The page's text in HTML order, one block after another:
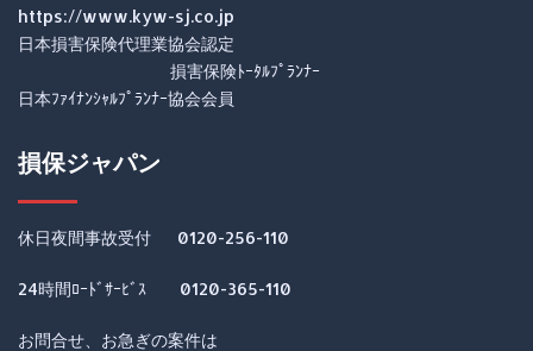
https://www.kyw-sj.co.jp
日本損害保険代理業協会認定
損害保険ﾄｰﾀﾙﾌﾟﾗﾝﾅｰ
日本ﾌｧｲﾅﾝｼｬﾙﾌﾟﾗﾝﾅｰ協会会員
損保ジャパン
休日夜間事故受付 0120-256-110
24時間ﾛｰﾄﾞｻｰﾋﾞｽ 0120-365-110
お問合せ、お急ぎの案件は